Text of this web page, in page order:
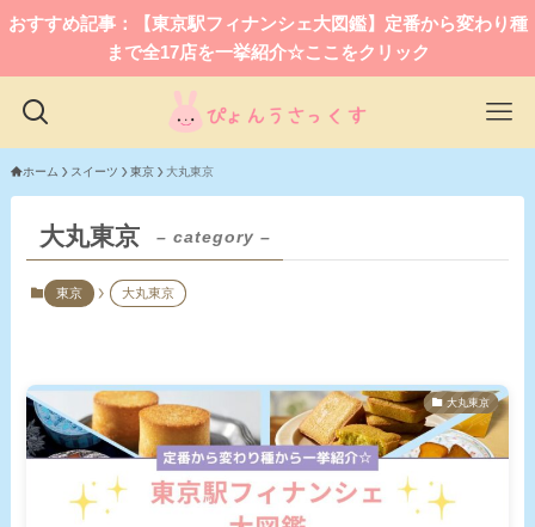
おすすめ記事：【東京駅フィナンシェ大図鑑】定番から変わり種
まで全17店を一挙紹介☆ここをクリック
ホーム スイーツ 東京 大丸東京
大丸東京 – category –
東京 大丸東京
大丸東京